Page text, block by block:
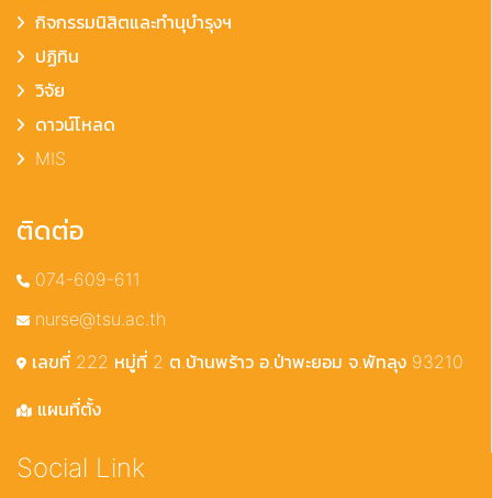
กิจกรรมนิสิตและทำนุบำรุงฯ
ปฏิทิน
วิจัย
ดาวน์โหลด
MIS
ติดต่อ
074-609-611
nurse@tsu.ac.th
เลขที่ 222 หมู่ที่ 2 ต.บ้านพร้าว อ.ป่าพะยอม จ.พัทลุง 93210
แผนที่ตั้ง
Social Link